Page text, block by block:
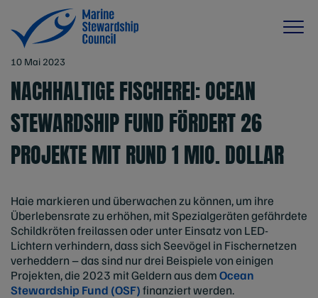
10 Mai 2023
NACHHALTIGE FISCHEREI: OCEAN
STEWARDSHIP FUND FÖRDERT 26
PROJEKTE MIT RUND 1 MIO. DOLLAR
Haie markieren und überwachen zu können, um ihre
Überlebensrate zu erhöhen, mit Spezialgeräten gefährdete
Schildkröten freilassen oder unter Einsatz von LED-
Lichtern verhindern, dass sich Seevögel in Fischernetzen
verheddern – das sind nur drei Beispiele von einigen
Projekten, die 2023 mit Geldern aus demOcean
Stewardship Fund (OSF)finanziert werden.